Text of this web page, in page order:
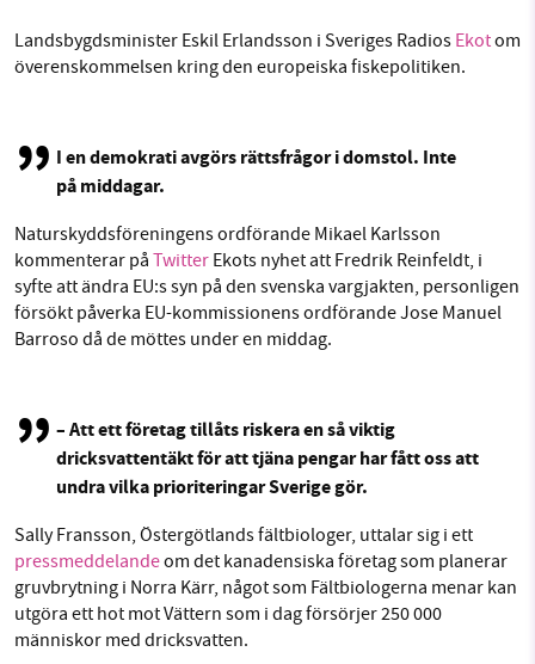
Landsbygdsminister Eskil Erlandsson i Sveriges Radios Ekotom
överenskommelsen kring den europeiska fiskepolitiken.
I en demokrati avgörs rättsfrågor i domstol. Inte
på middagar.
Naturskyddsföreningens ordförande Mikael Karlsson
kommenterar på Twitter Ekots nyhet att Fredrik Reinfeldt, i
syfte att ändra EU:s syn på den svenska vargjakten, personligen
försökt påverka EU-kommissionens ordförande Jose Manuel
Barroso då de möttes under en middag.
– Att ett företag tillåts riskera en så viktig
dricksvattentäkt för att tjäna pengar har fått oss att
undra vilka prioriteringar Sverige gör.
Sally Fransson, Östergötlands fältbiologer, uttalar sig i ett
pressmeddelandeom det kanadensiska företag som planerar
gruvbrytning i Norra Kärr, något som Fältbiologerna menar kan
utgöra ett hot mot Vättern som i dag försörjer 250 000
människor med dricksvatten.